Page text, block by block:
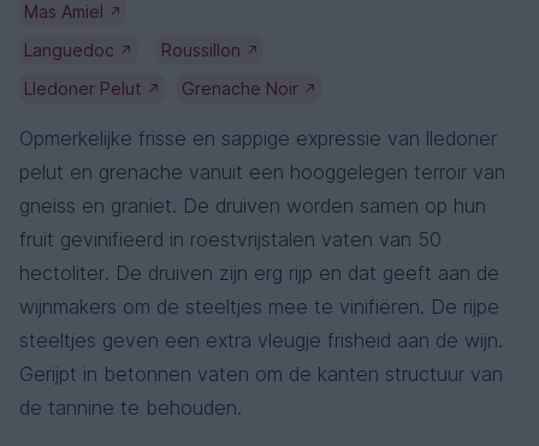
Mas Amiel ↗
Languedoc ↗ Roussillon ↗
Lledoner Pelut ↗ Grenache Noir ↗
Opmerkelijke frisse en sappige expressie van lledoner
pelut en grenache vanuit een hooggelegen terroir van
gneiss en graniet. De druiven worden samen op hun
fruit gevinifieerd in roestvrijstalen vaten van 50
hectoliter. De druiven zijn erg rijp en dat geeft aan de
wijnmakers om de steeltjes mee te vinifiëren. De rijpe
steeltjes geven een extra vleugje frisheid aan de wijn.
Gerijpt in betonnen vaten om de kanten structuur van
de tannine te behouden.